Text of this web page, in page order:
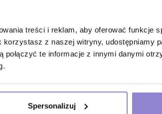
treści i reklam, aby oferować funkcje
z naszej witryny, udostępniamy
te informacje z innymi danymi
Spersonalizuj